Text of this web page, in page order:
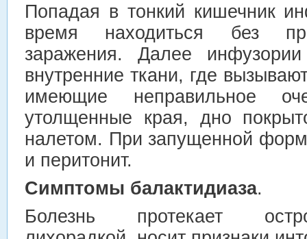
Попадая в тонкий кишечник
время находиться без
заражения. Далее
внутренние ткани, где
имеющие неправильное
утолщенные края, дно
налетом. При запущенной
и перитонит.
Симптомы балактидиаза.
Болезнь протекает